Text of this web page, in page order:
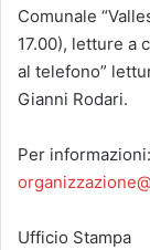
Comunale
17.00), letture a
al telefono”
Gianni Rodari.
Per
Ufficio Stampa